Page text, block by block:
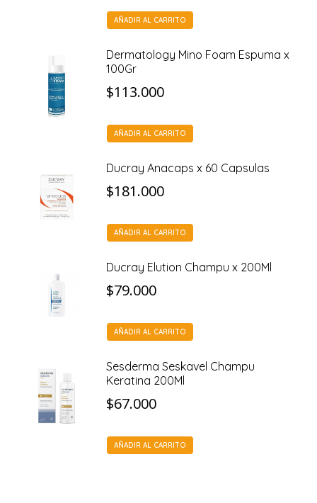
AÑADIR AL CARRITO
Dermatology Mino Foam Espuma x
100Gr
$113.000
AÑADIR AL CARRITO
Ducray Anacaps x 60 Capsulas
$181.000
AÑADIR AL CARRITO
Ducray Elution Champu x 200Ml
$79.000
AÑADIR AL CARRITO
Sesderma Seskavel Champu
Keratina 200Ml
$67.000
AÑADIR AL CARRITO